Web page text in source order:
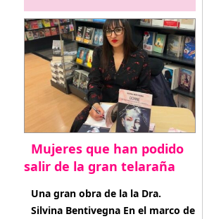
Mujeres que han podido
salir de la gran telaraña
abril 29, 2026
Una gran obra de la la Dra.
Silvina Bentivegna En el marco de